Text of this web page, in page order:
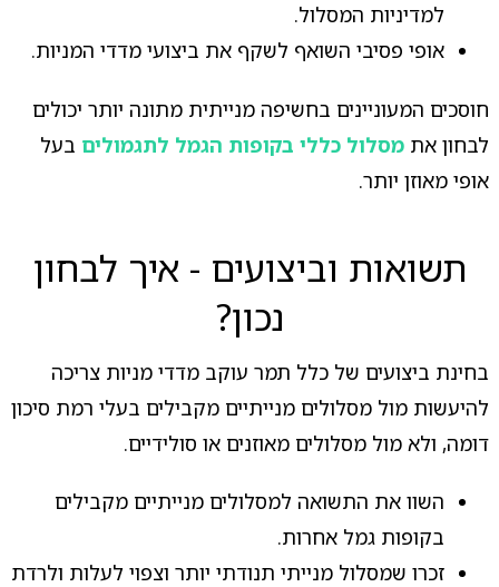
למדיניות המסלול.
אופי פסיבי השואף לשקף את ביצועי מדדי המניות.
חוסכים המעוניינים בחשיפה מנייתית מתונה יותר יכולים
לבחון את מסלול כללי בקופות הגמל לתגמולים בעל
אופי מאוזן יותר.
תשואות וביצועים - איך לבחון
נכון?
בחינת ביצועים של כלל תמר עוקב מדדי מניות צריכה
להיעשות מול מסלולים מנייתיים מקבילים בעלי רמת סיכון
דומה, ולא מול מסלולים מאוזנים או סולידיים.
השוו את התשואה למסלולים מנייתיים מקבילים
בקופות גמל אחרות.
זכרו שמסלול מנייתי תנודתי יותר וצפוי לעלות ולרדת